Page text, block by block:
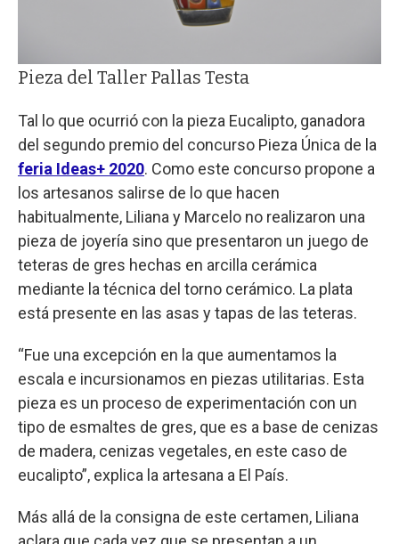
Pieza del Taller Pallas Testa
Tal lo que ocurrió con la pieza Eucalipto, ganadora
del segundo premio del concurso Pieza Única de la
feria Ideas+ 2020. Como este concurso propone a
los artesanos salirse de lo que hacen
habitualmente, Liliana y Marcelo no realizaron una
pieza de joyería sino que presentaron un juego de
teteras de gres hechas en arcilla cerámica
mediante la técnica del torno cerámico. La plata
está presente en las asas y tapas de las teteras.
“Fue una excepción en la que aumentamos la
escala e incursionamos en piezas utilitarias. Esta
pieza es un proceso de experimentación con un
tipo de esmaltes de gres, que es a base de cenizas
de madera, cenizas vegetales, en este caso de
eucalipto”, explica la artesana a El País.
Más allá de la consigna de este certamen, Liliana